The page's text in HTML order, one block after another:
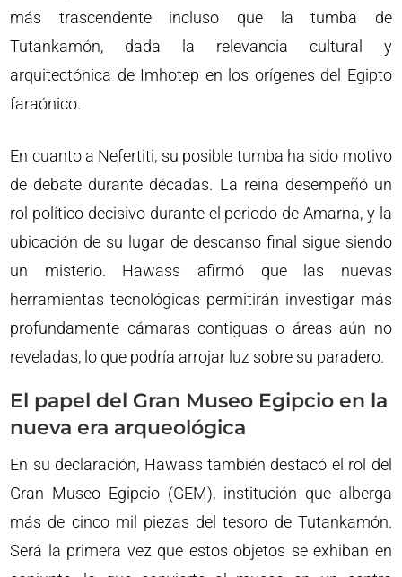
más trascendente incluso que la tumba de
Tutankamón, dada la relevancia cultural y
arquitectónica de Imhotep en los orígenes del Egipto
faraónico.
En cuanto a Nefertiti, su posible tumba ha sido motivo
de debate durante décadas. La reina desempeñó un
rol político decisivo durante el periodo de Amarna, y la
ubicación de su lugar de descanso final sigue siendo
un misterio. Hawass afirmó que las nuevas
herramientas tecnológicas permitirán investigar más
profundamente cámaras contiguas o áreas aún no
reveladas, lo que podría arrojar luz sobre su paradero.
El papel del Gran Museo Egipcio en la
nueva era arqueológica
En su declaración, Hawass también destacó el rol del
Gran Museo Egipcio (GEM), institución que alberga
más de cinco mil piezas del tesoro de Tutankamón.
Será la primera vez que estos objetos se exhiban en